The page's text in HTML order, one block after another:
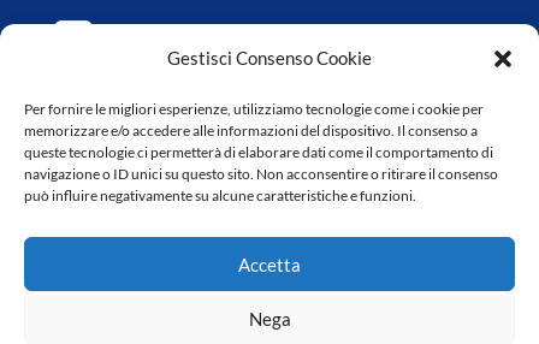
Gestisci Consenso Cookie
Per fornire le migliori esperienze, utilizziamo tecnologie come i cookie per
memorizzare e/o accedere alle informazioni del dispositivo. Il consenso a
queste tecnologie ci permetterà di elaborare dati come il comportamento di
navigazione o ID unici su questo sito. Non acconsentire o ritirare il consenso
può influire negativamente su alcune caratteristiche e funzioni.
Accetta
Nega
Orari di apertura
da Lunedì a Venerdì
8.30-13.00 / 14.30-18.00